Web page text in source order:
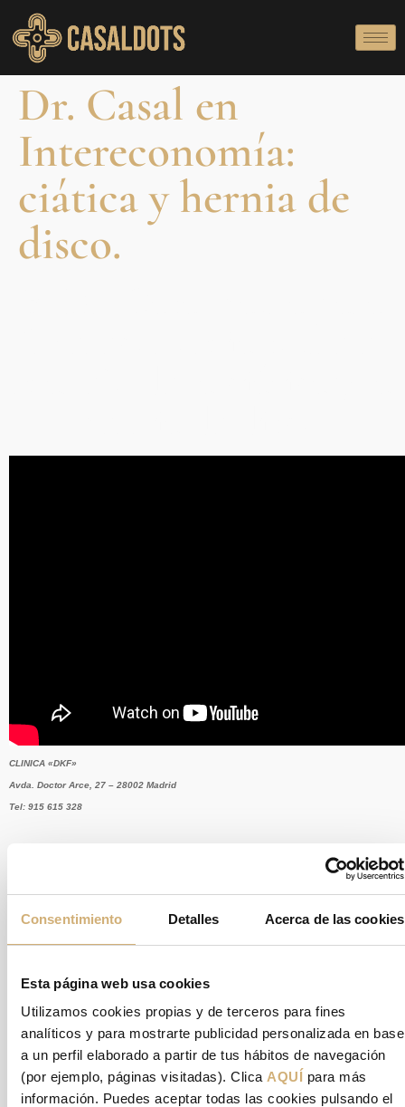
Consentimiento Detalles Acerca de las cookies
Esta página web usa cookies
Utilizamos cookies propias y de terceros para fines
analíticos y para mostrarte publicidad personalizada en base
a un perfil elaborado a partir de tus hábitos de navegación
(por ejemplo, páginas visitadas). Clica AQUÍ para más
información. Puedes aceptar todas las cookies pulsando el
Dr. Casal en
Intereconomía:
ciática y hernia de
disco.
CLINICA «DKF»
Avda. Doctor Arce, 27 – 28002 Madrid
Tel: 915 615 328
Tu dirección de correo electrónico no será publicada. Los campos
obligatorios están marcados con*